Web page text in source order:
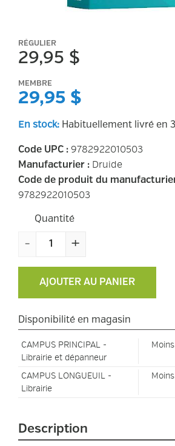
RÉGULIER
29,95 $
MEMBRE
29,95 $
En stock: Habituellement livré en
Code UPC : 9782922010503
Manufacturier : Druide
Code de produit du
9782922010503
Quantité
- +
AJOUTER AU PANIER
Disponibilité en magasin
CAMPUS PRINCIPAL -
Librairie et dépanneur
CAMPUS LONGUEUIL -
Librairie
Description